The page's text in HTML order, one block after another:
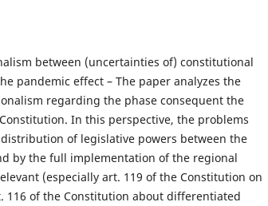
between (uncertainties of) constitutional
pandemic effect – The paper analyzes the
regarding the phase consequent the
In this perspective, the problems
of legislative powers between the
by the full implementation of the regional
(especially art. 119 of the Constitution on
116 of the Constitution about differentiated